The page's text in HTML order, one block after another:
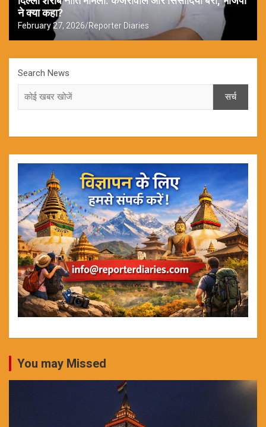
ने क्या कहा?
February 27, 2026 Reporter Diaries
Search News
सर्च
You may Missed